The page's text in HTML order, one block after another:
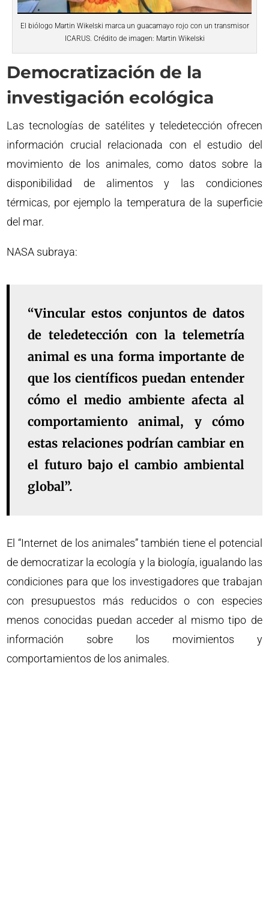
El biólogo Martin Wikelski marca un guacamayo rojo con un transmisor
ICARUS. Crédito de imagen: Martin Wikelski
Democratización de la
investigación ecológica
Las tecnologías de satélites y teledetección ofrecen
información crucial relacionada con el estudio del
movimiento de los animales, como datos sobre la
disponibilidad de alimentos y las condiciones
térmicas, por ejemplo la temperatura de la superficie
del mar.
NASA subraya:
“Vincular estos conjuntos de datos
de teledetección con la telemetría
animal es una forma importante de
que los científicos puedan entender
cómo el medio ambiente afecta al
comportamiento animal, y cómo
estas relaciones podrían cambiar en
el futuro bajo el cambio ambiental
global”.
El “Internet de los animales” también tiene el potencial
de democratizar la ecología y la biología, igualando las
condiciones para que los investigadores que trabajan
con presupuestos más reducidos o con especies
menos conocidas puedan acceder al mismo tipo de
información sobre los movimientos y
comportamientos de los animales.